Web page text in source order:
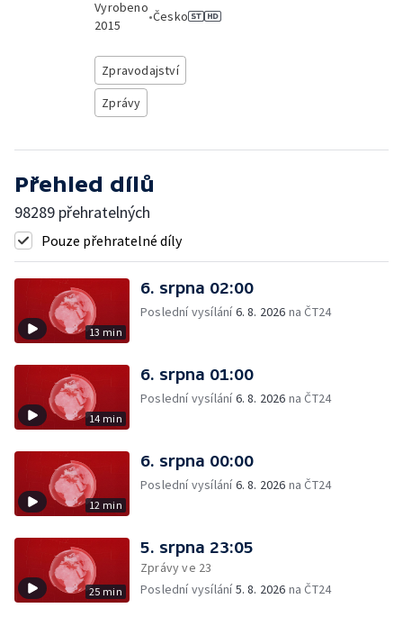
Vyrobeno
2015
•Česko
Zpravodajství
Zprávy
Přehled dílů
98289 přehratelných
Pouze přehratelné díly
13 min
6. srpna 02:00
Poslední vysílání6. 8. 2026 na ČT24
14 min
6. srpna 01:00
Poslední vysílání6. 8. 2026 na ČT24
12 min
6. srpna 00:00
Poslední vysílání6. 8. 2026 na ČT24
25 min
5. srpna 23:05
Zprávy ve 23
Poslední vysílání5. 8. 2026 na ČT24